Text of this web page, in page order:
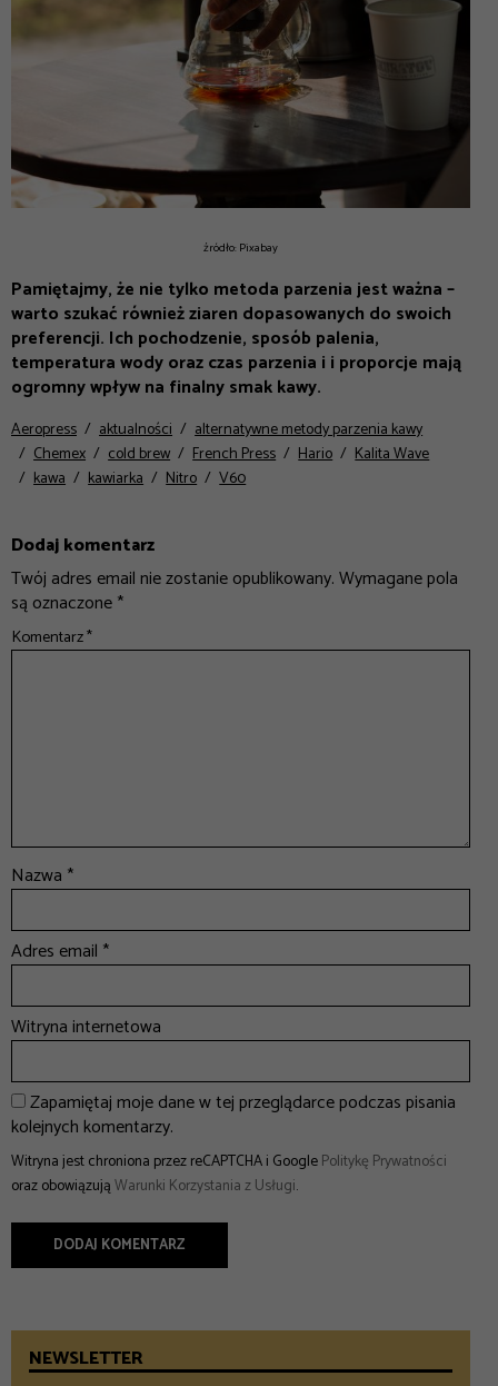
źródło: Pixabay
Pamiętajmy, że nie tylko metoda parzenia jest ważna –
warto szukać również ziaren dopasowanych do swoich
preferencji. Ich pochodzenie, sposób palenia,
temperatura wody oraz czas parzenia i i proporcje mają
ogromny wpływ na finalny smak kawy.
Aeropress aktualności
alternatywne metody parzenia kawy
Chemex
cold brew French Press Hario
Kalita Wave
kawa
kawiarka Nitro V60
Dodaj komentarz
Twój adres email nie zostanie opublikowany.Wymagane pola
są oznaczone*
Komentarz*
Nazwa *
Adres email *
Witryna internetowa
Zapamiętaj moje dane w tej przeglądarce podczas pisania
kolejnych komentarzy.
Witryna jest chroniona przez reCAPTCHA i GooglePolitykę Prywatności
oraz obowiązująWarunki Korzystania z Usługi.
NEWSLETTER